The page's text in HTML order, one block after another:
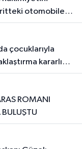
otomobile
kararlı